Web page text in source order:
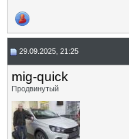
29.09.2025, 21:25
mig-quick
Продвинутый